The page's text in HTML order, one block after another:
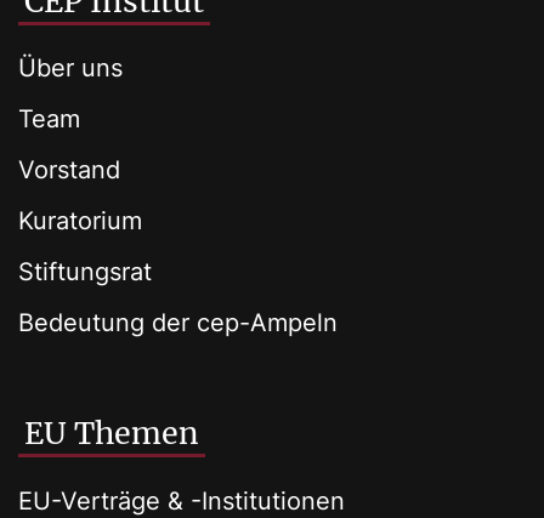
Über uns
Team
Vorstand
Kuratorium
Stiftungsrat
Bedeutung der cep-Ampeln
EU Themen
EU-Verträge & -Institutionen